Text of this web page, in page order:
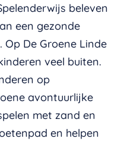
beleven
een gezonde
De Groene Linde
veel buiten.
op
avontuurlijke
met zand en
en helpen